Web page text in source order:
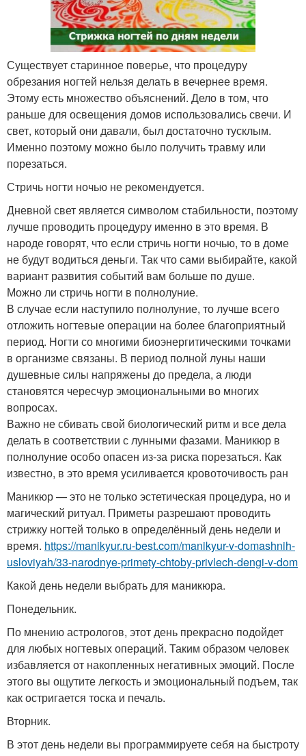
Существует старинное поверье, что процедуру
обрезания ногтей нельзя делать в вечернее время.
Этому есть множество объяснений. Дело в том, что
раньше для освещения домов использовались свечи. И
свет, который они давали, был достаточно тусклым.
Именно поэтому можно было получить травму или
порезаться.
Стричь ногти ночью не рекомендуется.
Дневной свет является символом стабильности, поэтому
лучше проводить процедуру именно в это время. В
народе говорят, что если стричь ногти ночью, то в доме
не будут водиться деньги. Так что сами выбирайте, какой
вариант развития событий вам больше по душе.
Можно ли стричь ногти в полнолуние.
В случае если наступило полнолуние, то лучше всего
отложить ногтевые операции на более благоприятный
период. Ногти со многими биоэнергитическими точками
в организме связаны. В период полной луны наши
душевные силы напряжены до предела, а люди
становятся чересчур эмоциональными во многих
вопросах.
Важно не сбивать свой биологический ритм и все дела
делать в соответствии с лунными фазами. Маникюр в
полнолуние особо опасен из-за риска порезаться. Как
известно, в это время усиливается кровоточивость ран
Маникюр — это не только эстетическая процедура, но и
магический ритуал. Приметы разрешают проводить
стрижку ногтей только в определённый день недели и
время. https://manikyur.ru-best.com/manikyur-v-domashnih-
usloviyah/33-narodnye-primety-chtoby-privlech-dengi-v-dom
Какой день недели выбрать для маникюра.
Понедельник.
По мнению астрологов, этот день прекрасно подойдет
для любых ногтевых операций. Таким образом человек
избавляется от накопленных негативных эмоций. После
этого вы ощутите легкость и эмоциональный подъем, так
как остригается тоска и печаль.
Вторник.
В этот день недели вы программируете себя на быстроту